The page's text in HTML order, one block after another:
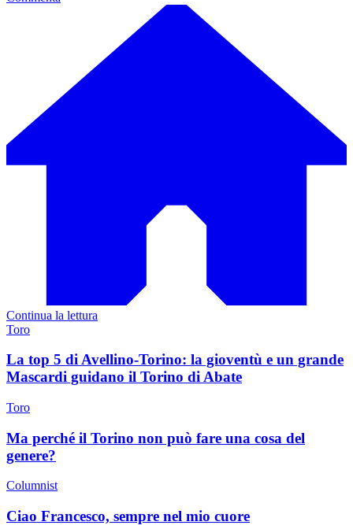
Continua la lettura
Toro
La top 5 di Avellino-Torino: la gioventù e un grande
Mascardi guidano il Torino di Abate
Toro
Ma perché il Torino non può fare una cosa del
genere?
Columnist
Ciao Francesco, sempre nel mio cuore